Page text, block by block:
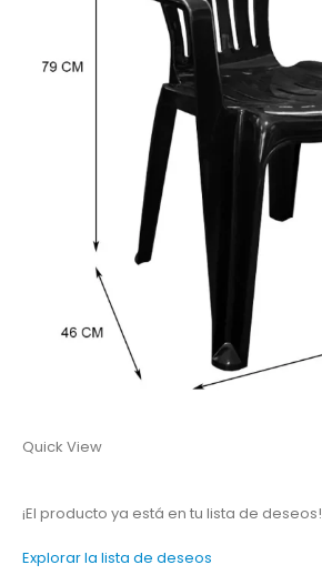
Quick View
¡El producto ya está en tu lista de deseos!
Explorar la lista de deseos